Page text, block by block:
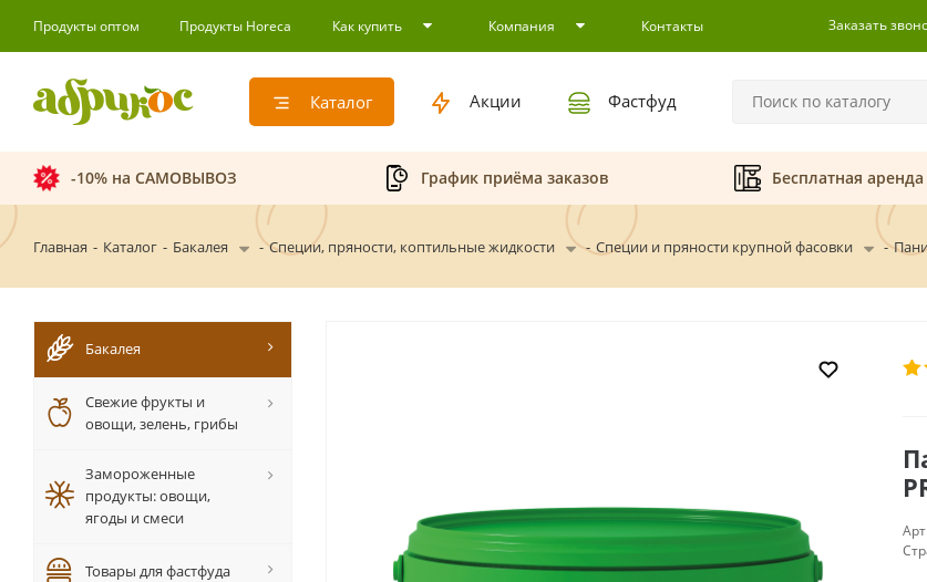
Продукты оптом Продукты Horeca Как купить Компания Контакты Заказать
Каталог Акции Фастфуд
-10% на САМОВЫВОЗ График приёма заказов Бесплатная
Главная - Каталог - Бакалея - Специи, пряности, коптильные жидкости - Специи и пряности крупной фасовки -
Бакалея
Свежие фрукты и
овощи, зелень, грибы
Замороженные
продукты: овощи,
ягоды и смеси
Товары для фастфуда